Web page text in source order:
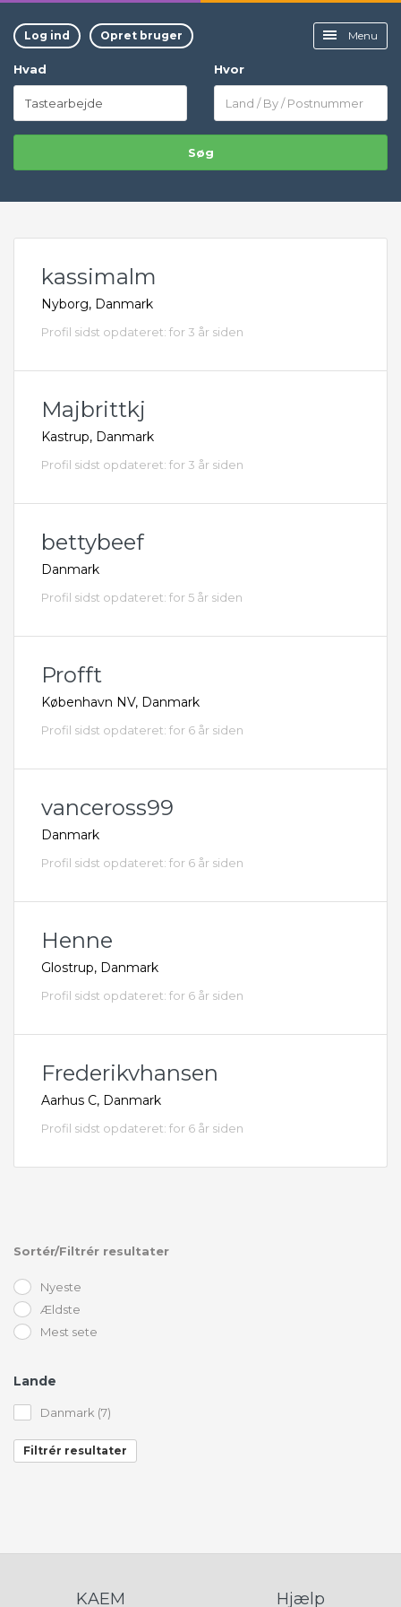
Log ind Opret bruger Menu
Hvad Hvor
Søg
kassimalm
Nyborg, Danmark
Profil sidst opdateret: for 3 år siden
Majbrittkj
Kastrup, Danmark
Profil sidst opdateret: for 3 år siden
bettybeef
Danmark
Profil sidst opdateret: for 5 år siden
Profft
København NV, Danmark
Profil sidst opdateret: for 6 år siden
vanceross99
Danmark
Profil sidst opdateret: for 6 år siden
Henne
Glostrup, Danmark
Profil sidst opdateret: for 6 år siden
Frederikvhansen
Aarhus C, Danmark
Profil sidst opdateret: for 6 år siden
Sortér/Filtrér resultater
Nyeste
Ældste
Mest sete
Lande
Danmark (7)
Filtrér resultater
KAEM Hjælp